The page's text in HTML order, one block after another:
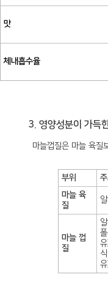
맛
체내흡수율
3. 영양성분이 가득
마늘껍질은 마늘 육질
부위
마늘 육
질
마늘 껍
질